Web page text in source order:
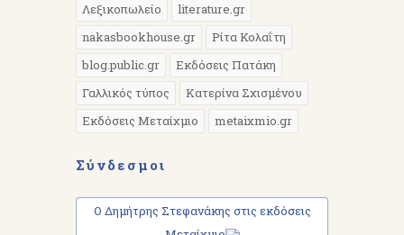
Λεξικοπωλείο
literature.gr
nakasbookhouse.gr
Ρίτα Κολαΐτη
blog.public.gr
Εκδόσεις Πατάκη
Γαλλικός τύπος
Κατερίνα Σχισμένου
Εκδόσεις Μεταίχμιο
metaixmio.gr
Σύνδεσμοι
Ο Δημήτρης Στεφανάκης στις εκδόσεις